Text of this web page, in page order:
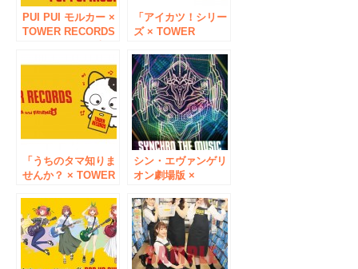
PUI PUI モルカー ×
TOWER RECORDS
レコードショップ
『PUI PUI MUSIC』
をタワーレコードで
再現！
「アイカツ！シリー
ズ × TOWER
グッズを3/4発売！
最新作「アイカツプ
ラネット！」や「ア
イカツ！」のアイテ
ムが登場！
「うちのタマ知りま
せんか？ × TOWER
ッズ」タワレコ限定
デザインで１月10日
発売
シン・エヴァンゲリ
オン劇場版 ×
RECORDS
1/21(木)にコラボグ
ッズを発売！タワレ
コ店頭ではコラボポ
スターを掲出！